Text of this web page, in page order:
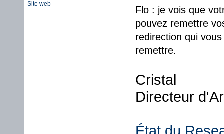
Site web
Flo : je vois que
pouvez remettre
redirection qui
remettre.
Cristal
Directeur
État du